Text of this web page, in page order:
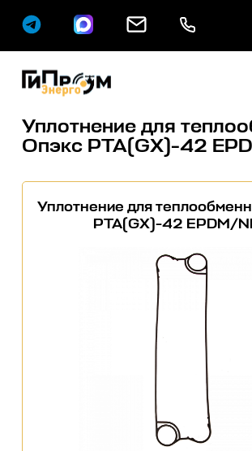
Уплотнение для
Опэкс РТА(GX)-42
Уплотнение для
РТА(GX)-42 EPDM/